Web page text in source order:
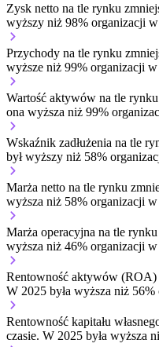
Zysk netto na tle rynku
wyższy niż 98% organizacji
Przychody na tle rynku
wyższe niż 99% organizacji w
Wartość aktywów na tle rynku
ona wyższa niż 99%
Wskaźnik zadłużenia na tle
był wyższy niż 58%
Marża netto na tle rynku
wyższa niż 58% organizacji w
Marża operacyjna na tle rynku
wyższa niż 46% organizacji w
Rentowność aktywów (ROA)
W 2025 była wyższa niż
Rentowność kapitału
czasie. W 2025 była wyższa